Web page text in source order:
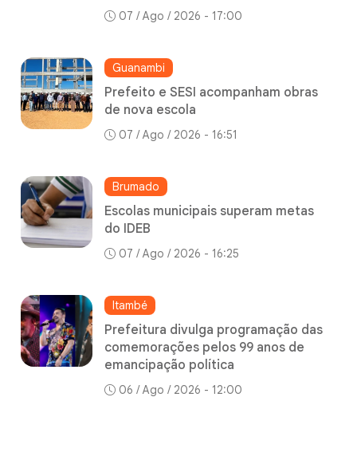
07 / Ago / 2026 - 17:00
Guanambi
Prefeito e SESI acompanham obras
de nova escola
07 / Ago / 2026 - 16:51
Brumado
Escolas municipais superam metas
do IDEB
07 / Ago / 2026 - 16:25
Itambé
Prefeitura divulga programação das
comemorações pelos 99 anos de
emancipação política
06 / Ago / 2026 - 12:00